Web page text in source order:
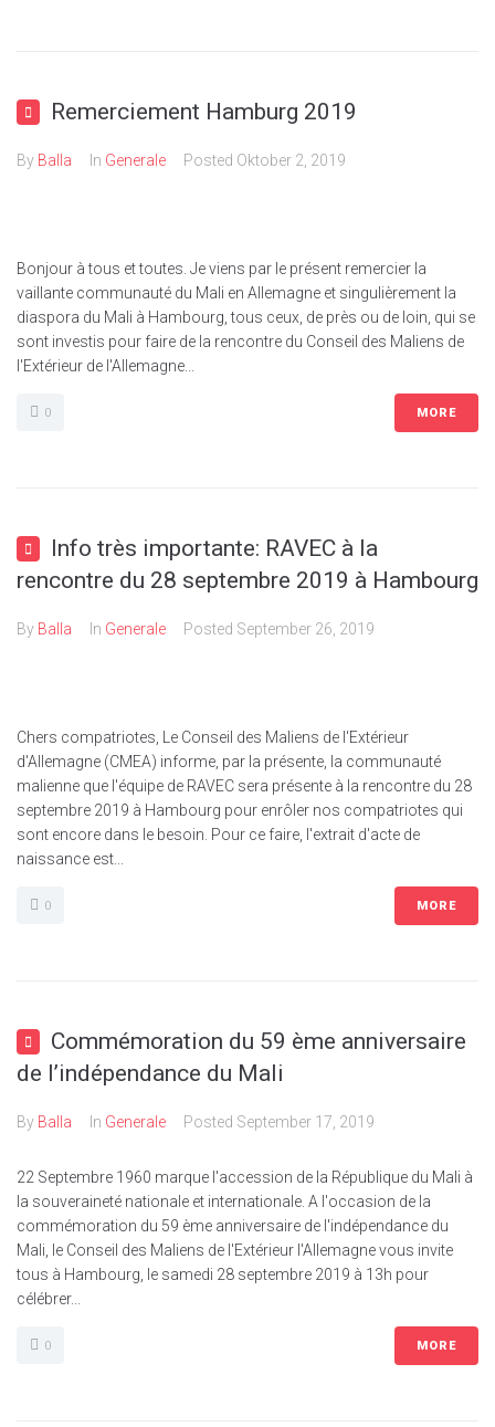
Remerciement Hamburg 2019
By Balla In Generale Posted Oktober 2, 2019
Bonjour à tous et toutes. Je viens par le présent remercier la
vaillante communauté du Mali en Allemagne et singulièrement la
diaspora du Mali à Hambourg, tous ceux, de près ou de loin, qui se
sont investis pour faire de la rencontre du Conseil des Maliens de
l'Extérieur de l'Allemagne...
0 MORE
Info très importante: RAVEC à la
rencontre du 28 septembre 2019 à Hambourg
By Balla In Generale Posted September 26, 2019
Chers compatriotes, Le Conseil des Maliens de l'Extérieur
d'Allemagne (CMEA) informe, par la présente, la communauté
malienne que l'équipe de RAVEC sera présente à la rencontre du 28
septembre 2019 à Hambourg pour enrôler nos compatriotes qui
sont encore dans le besoin. Pour ce faire, l'extrait d'acte de
naissance est...
0 MORE
Commémoration du 59 ème anniversaire
de l’indépendance du Mali
By Balla In Generale Posted September 17, 2019
22 Septembre 1960 marque l'accession de la République du Mali à
la souveraineté nationale et internationale. A l'occasion de la
commémoration du 59 ème anniversaire de l'indépendance du
Mali, le Conseil des Maliens de l'Extérieur l'Allemagne vous invite
tous à Hambourg, le samedi 28 septembre 2019 à 13h pour
célébrer...
0 MORE